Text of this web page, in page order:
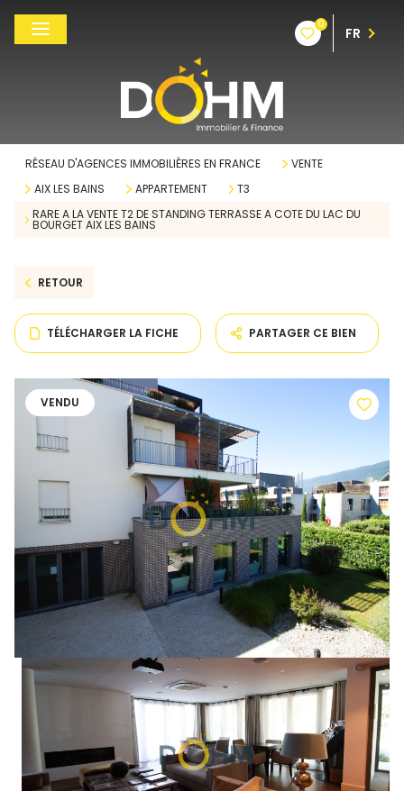
0
FR
RÉSEAU D'AGENCES IMMOBILIÈRES EN FRANCE
VENTE
AIX LES BAINS
APPARTEMENT
T3
RARE A LA VENTE T2 DE STANDING TERRASSE A COTE DU LAC DU
BOURGET AIX LES BAINS
RETOUR
TÉLÉCHARGER LA FICHE PARTAGER CE BIEN
VENDU